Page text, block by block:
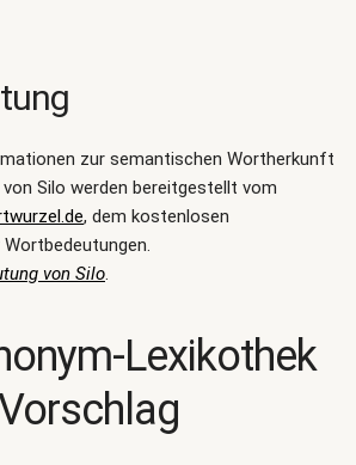
zur semantischen Wortherkunft
Silo werden bereitgestellt vom
, dem kostenlosen
von Silo.
Lexikothek